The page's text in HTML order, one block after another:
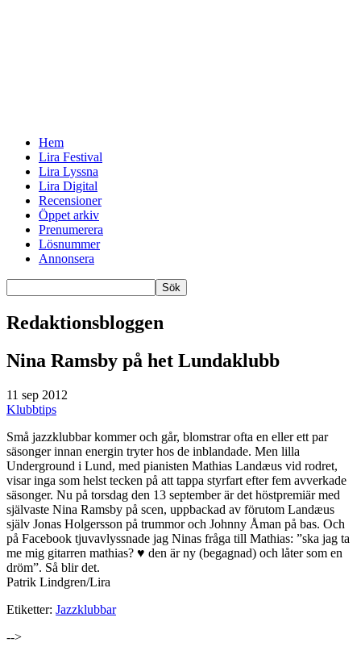
Hem
Lira Festival
Lira Lyssna
Lira Digital
Recensioner
Öppet arkiv
Prenumerera
Lösnummer
Annonsera
Redaktionsbloggen
Nina Ramsby på het Lundaklubb
11 sep 2012
Klubbtips
Små jazzklubbar kommer och går, blomstrar ofta en eller ett par
säsonger innan energin tryter hos de inblandade. Men lilla
Underground i Lund, med pianisten Mathias Landæus vid rodret,
visar inga som helst tecken på att tappa styrfart efter fem avverkade
säsonger. Nu på torsdag den 13 september är det höstpremiär med
självaste Nina Ramsby på scen, uppbackad av förutom Landæus
själv Jonas Holgersson på trummor och Johnny Åman på bas. Och
på Facebook tjuvavlyssnade jag Ninas fråga till Mathias: ”ska jag ta
me mig gitarren mathias? ♥ den är ny (begagnad) och låter som en
dröm”. Så blir det.
Patrik Lindgren/Lira
Etiketter: Jazzklubbar
-->